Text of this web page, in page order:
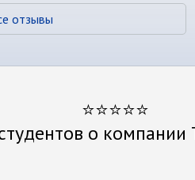
отзывы
⭐⭐⭐⭐⭐
о компании